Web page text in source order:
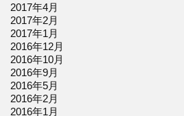
2017年4月
2017年2月
2017年1月
2016年12月
2016年10月
2016年9月
2016年5月
2016年2月
2016年1月